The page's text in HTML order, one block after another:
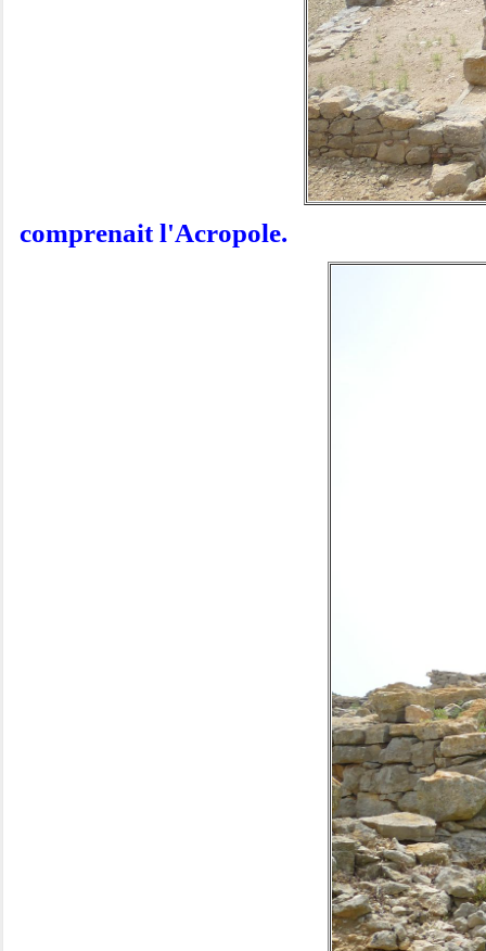
comprenait l'Acropole.